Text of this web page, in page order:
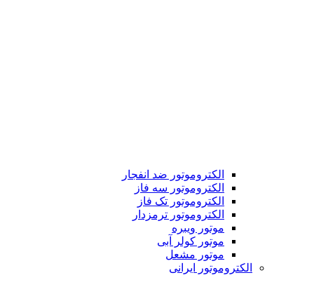
الکتروموتور ضد انفجار
الکتروموتور سه فاز
الکتروموتور تک فاز
الکتروموتور ترمزدار
موتور ویبره
موتور کولر آبی
موتور مشعل
الکتروموتور ایرانی